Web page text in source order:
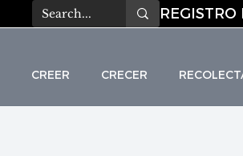
CREER CRECER